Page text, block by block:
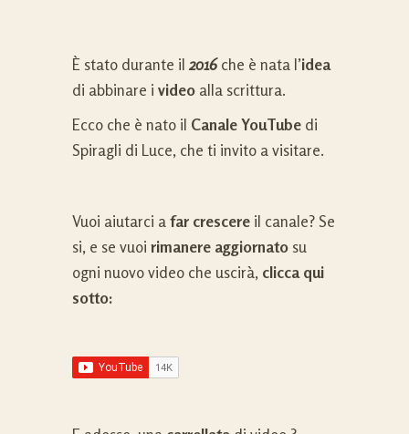
È stato durante il 2016che è nata l’idea
di abbinare i video alla scrittura.
Ecco che è nato il Canale YouTube di
Spiragli di Luce, che ti invito a visitare.
Vuoi aiutarci a far crescere il canale? Se
si, e se vuoi rimanere aggiornato su
ogni nuovo video che uscirà, clicca qui
sotto: